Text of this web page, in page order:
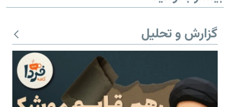
گزارش و تحلیل